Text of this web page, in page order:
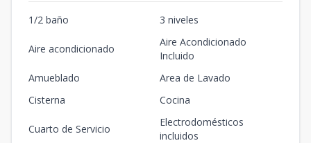
1/2 baño 3 niveles
Aire acondicionado
Aire Acondicionado
Incluido
Amueblado
Area de Lavado
Cisterna
Cocina
Cuarto de Servicio
Electrodomésticos
incluidos